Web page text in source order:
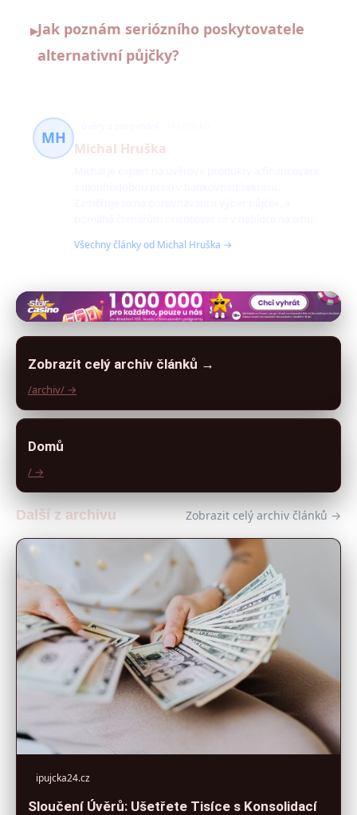
▸Jak poznám seriózního poskytovatele
alternativní půjčky?
MH
Michal Hruška
Všechny články od Michal Hruška →
Zobrazit celý archiv článků →
/archiv/ →
Domů
/ →
Další z archivu Zobrazit celý archiv článků →
ipujcka24.cz
Sloučení Úvěrů: Ušetřete Tisíce s Konsolidací